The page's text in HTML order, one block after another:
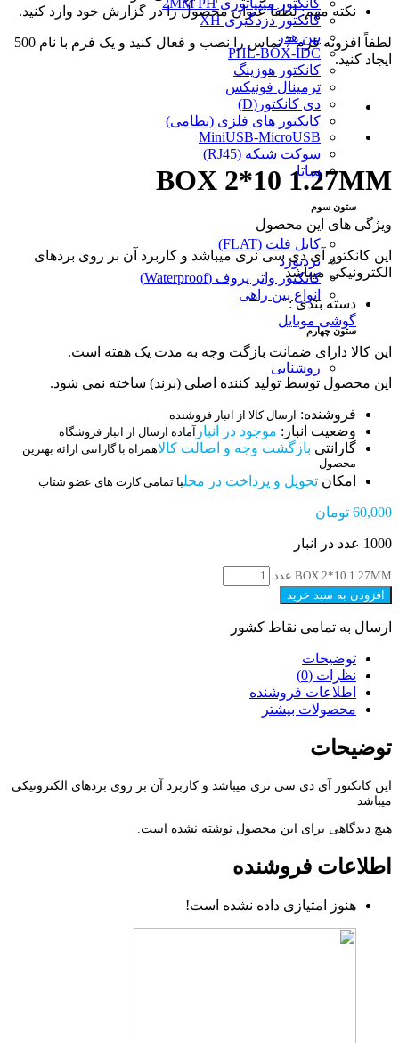
کانکتور دزدگیری XH
پین هدر
PHL-BOX-IDC
کانکتور هوزینگ
ترمینال فونیکس
دی کانکتور(D)
کانکتور های فلزی (نظامی)
MiniUSB-MicroUSB
سوکت شبکه (RJ45)
ساتا
ستون سوم
کابل فلت (FLAT)
بردبورد
کانکتور واتر پروف (Waterproof)
انواع بین راهی
ستون چهارم
روشنایی
نکته مهم: لطفا عنوان محصول را در گزارش خود وارد کنید.
لطفاً افزونه فرم 7 تماس را نصب و فعال کنید و یک فرم با نام 500
ایجاد کنید.
BOX 2*10 1.27MM
ویژگی های این محصول
این کانکتور آی دی سی نری میباشد و کاربرد آن بر روی بردهای
الکترونیکی میباشد
دسته بندی :
گوشی موبایل
این کالا دارای ضمانت بازگت وجه به مدت یک هفته است.
این محصول توسط تولید کننده اصلی (برند) ساخته نمی شود.
فروشنده: ارسال کالا از انبار فروشنده
وضعیت انبار: موجود در انبار آماده ارسال از انبار فروشگاه
گارانتی بازگشت وجه و اصالت کالاهمراه با گارانتی ارائه بهترین
محصول
امکان تحویل و پرداخت در محلبا تمامی کارت های عضو شتاب
60,000 تومان
1000 عدد در انبار
BOX 2*10 1.27MM عدد
افزودن به سبد خرید
ارسال به تمامی نقاط کشور
توضیحات
نظرات (0)
اطلاعات فروشنده
محصولات بیشتر
توضیحات
این کانکتور آی دی سی نری میباشد و کاربرد آن بر روی بردهای الکترونیکی
میباشد
هیچ دیدگاهی برای این محصول نوشته نشده است.
اطلاعات فروشنده
هنوز امتیازی داده نشده است!